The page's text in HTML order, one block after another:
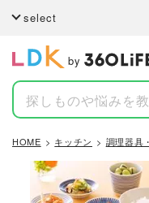
select
by
HOME キッチン 調理器具